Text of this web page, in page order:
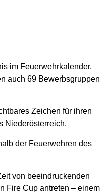
im Feuerwehrkalender,
auch 69 Bewerbsgruppen
Zeichen für ihren
Niederösterreich.
der Feuerwehren des
von beeindruckenden
Fire Cup antreten – einem